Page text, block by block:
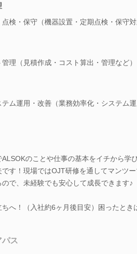
検・保守（機器設置・定期点検・保守
理（見積作成・コスト算出・管理など）
ム運用・改善（業務効率化・システム運
のことや仕事の基本をイチから学
です！現場ではOJT研修を通してマンツ
で、未経験でも安心して成長できます♪
ちへ！（入社約6ヶ月後目安）困ったと
ス